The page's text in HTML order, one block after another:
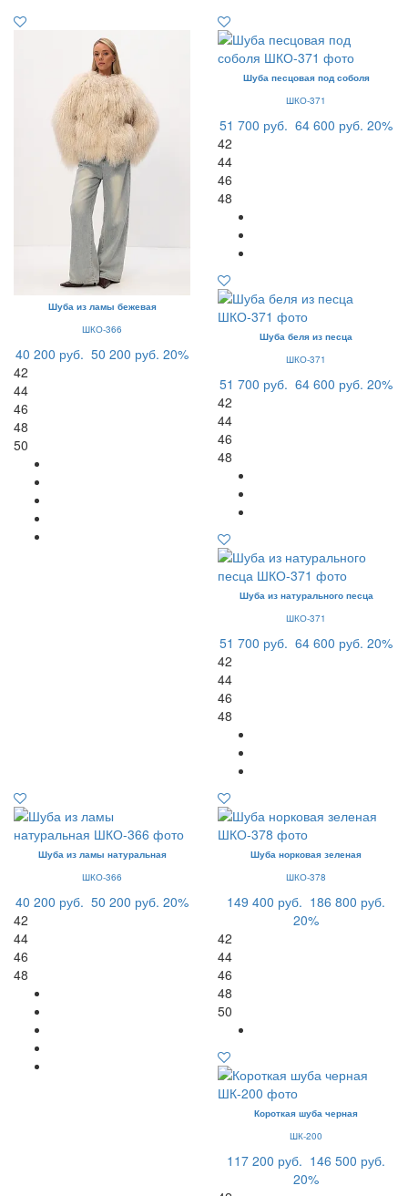
Шуба из ламы бежевая
ШКО-366
40 200 руб. 50 200 руб. 20%
42
44
46
48
50
Шуба песцовая под соболя
ШКО-371
51 700 руб. 64 600 руб. 20%
42
44
46
48
Шуба беля из песца
ШКО-371
51 700 руб. 64 600 руб. 20%
42
44
46
48
Шуба из натурального песца
ШКО-371
51 700 руб. 64 600 руб. 20%
42
44
46
48
Шуба из ламы натуральная
ШКО-366
40 200 руб. 50 200 руб. 20%
42
44
46
48
Шуба норковая зеленая
ШКО-378
149 400 руб. 186 800 руб.
20%
42
44
46
48
50
Короткая шуба черная
ШК-200
117 200 руб. 146 500 руб.
20%